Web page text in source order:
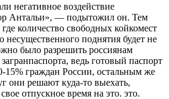
негативное воздействие
Антальи», — подытожил он. Тем
количество свободных койкомест
несущественного поднятия будет не
было разрешить россиянам
ведь готовый паспорт
15% граждан России, остальным же
они решают куда-то выехать,
отпускное время на это. это.